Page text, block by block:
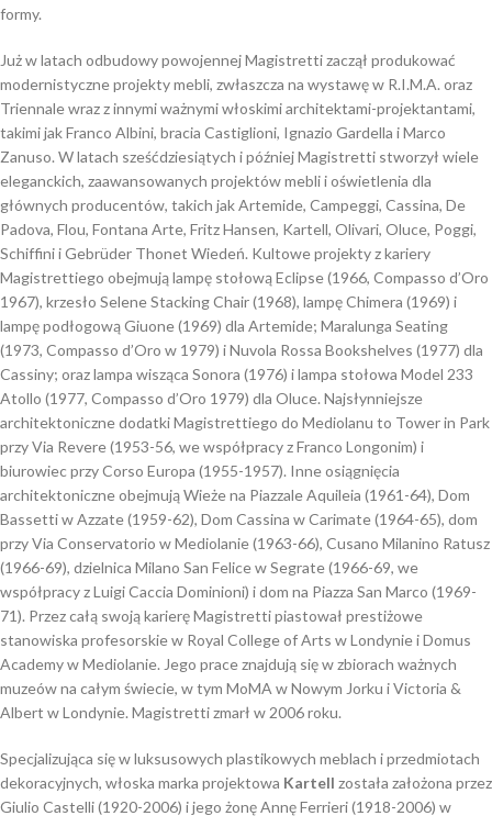
formy.
Już w latach odbudowy powojennej Magistretti zaczął produkować
modernistyczne projekty mebli, zwłaszcza na wystawę w R.I.M.A. oraz
Triennale wraz z innymi ważnymi włoskimi architektami-projektantami,
takimi jak Franco Albini, bracia Castiglioni, Ignazio Gardella i Marco
Zanuso. W latach sześćdziesiątych i później Magistretti stworzył wiele
eleganckich, zaawansowanych projektów mebli i oświetlenia dla
głównych producentów, takich jak Artemide, Campeggi, Cassina, De
Padova, Flou, Fontana Arte, Fritz Hansen, Kartell, Olivari, Oluce, Poggi,
Schiffini i Gebrüder Thonet Wiedeń. Kultowe projekty z kariery
Magistrettiego obejmują lampę stołową Eclipse (1966, Compasso d’Oro
1967), krzesło Selene Stacking Chair (1968), lampę Chimera (1969) i
lampę podłogową Giuone (1969) dla Artemide; Maralunga Seating
(1973, Compasso d’Oro w 1979) i Nuvola Rossa Bookshelves (1977) dla
Cassiny; oraz lampa wisząca Sonora (1976) i lampa stołowa Model 233
Atollo (1977, Compasso d’Oro 1979) dla Oluce. Najsłynniejsze
architektoniczne dodatki Magistrettiego do Mediolanu to Tower in Park
przy Via Revere (1953-56, we współpracy z Franco Longonim) i
biurowiec przy Corso Europa (1955-1957). Inne osiągnięcia
architektoniczne obejmują Wieże na Piazzale Aquileia (1961-64), Dom
Bassetti w Azzate (1959-62), Dom Cassina w Carimate (1964-65), dom
przy Via Conservatorio w Mediolanie (1963-66), Cusano Milanino Ratusz
(1966-69), dzielnica Milano San Felice w Segrate (1966-69, we
współpracy z Luigi Caccia Dominioni) i dom na Piazza San Marco (1969-
71). Przez całą swoją karierę Magistretti piastował prestiżowe
stanowiska profesorskie w Royal College of Arts w Londynie i Domus
Academy w Mediolanie. Jego prace znajdują się w zbiorach ważnych
muzeów na całym świecie, w tym MoMA w Nowym Jorku i Victoria &
Albert w Londynie. Magistretti zmarł w 2006 roku.
Specjalizująca się w luksusowych plastikowych meblach i przedmiotach
dekoracyjnych, włoska marka projektowa Kartell została założona przez
Giulio Castelli (1920-2006) i jego żonę Annę Ferrieri (1918-2006) w